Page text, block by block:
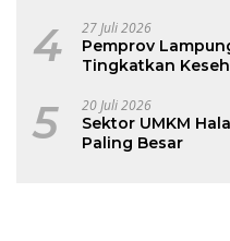
4 27 Juli 2026
Pemprov
Tingkatkan
5 20 Juli 2026
Sektor UMKM
Paling Besar